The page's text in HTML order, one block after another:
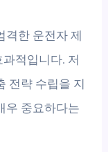
격한 운전자 제
적입니다. 저
전략 수립을 지
우 중요하다는